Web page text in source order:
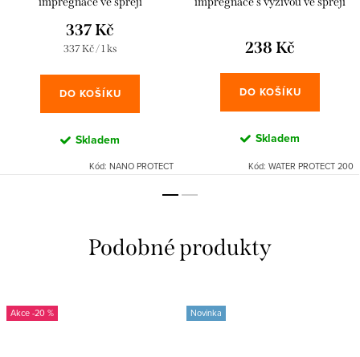
337 Kč
Měrná
337 Kč / 1 ks
DO KOŠÍKU
Skladem
Kód: NANO PROTECT
238 Kč
DO KOŠÍKU
Skladem
Kód: WATER PROTECT 200
-20 % Novinka